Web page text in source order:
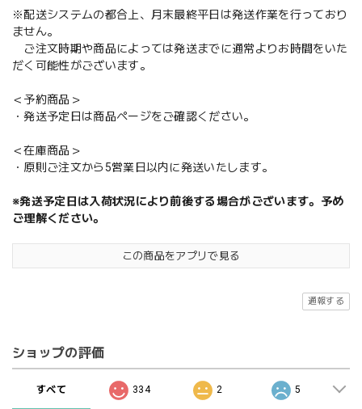
※配送システムの都合上、月末最終平日は発送作業を行っており
ません。
ご注文時期や商品によっては発送までに通常よりお時間をいた
だく可能性がございます。
＜予約商品＞
・発送予定日は商品ページをご確認ください。
＜在庫商品＞
・原則ご注文から5営業日以内に発送いたします。
※発送予定日は入荷状況により前後する場合がございます。予め
ご理解ください。
この商品をアプリで見る
通報する
ショップの評価
すべて 334 2 5